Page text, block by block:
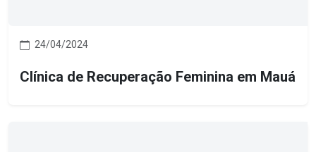
24/04/2024
Clínica de Recuperação Feminina em Mauá